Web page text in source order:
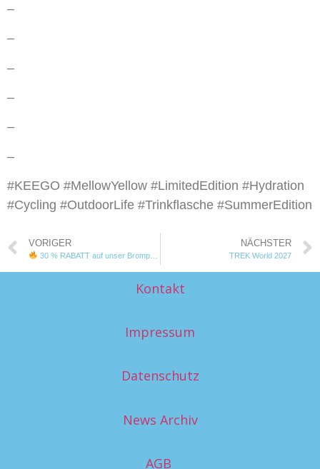
–
–
–
–
–
–
#KEEGO #MellowYellow #LimitedEdition #Hydration
#Cycling #OutdoorLife #Trinkflasche #SummerEdition
VORIGER
30 % RABATT auf unser Brompton P-Line Urban Mittel MY25 – Demobike
NÄCHSTER
TREK World 2027
Kontakt
Impressum
Datenschutz
News Archiv
AGB